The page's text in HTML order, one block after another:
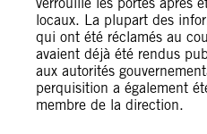
locaux. La plupart des
qui ont été réclamés au
avaient déjà été rendus
aux autorités
perquisition a également
membre de la direction.